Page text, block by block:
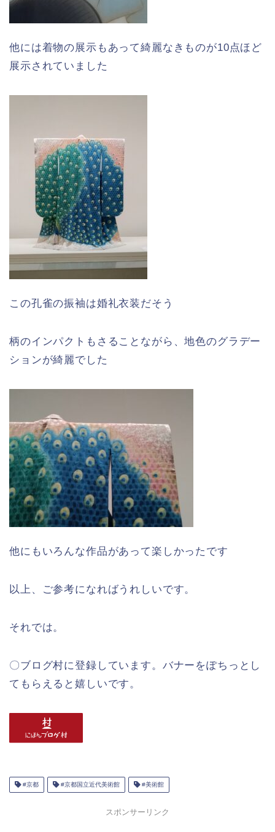
他には着物の展示もあって綺麗なきものが10点ほど
展示されていました
この孔雀の振袖は婚礼衣装だそう
柄のインパクトもさることながら、地色のグラデー
ションが綺麗でした
他にもいろんな作品があって楽しかったです
以上、ご参考になればうれしいです。
それでは。
〇ブログ村に登録しています。バナーをぽちっとし
てもらえると嬉しいです。
#京都 #京都国立近代美術館 #美術館
スポンサーリンク